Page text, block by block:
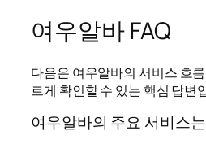
여우알바 FAQ
다음은 여우알바의 서비스 흐
르게 확인할 수 있는 핵심 답변
여우알바의 주요 서비스